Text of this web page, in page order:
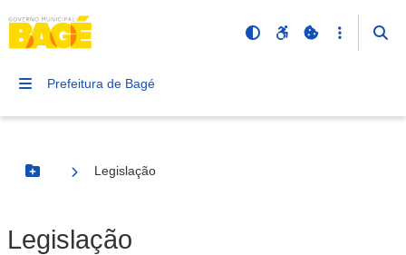
Prefeitura de Bagé
Botão Menu
Legislação
Legislação